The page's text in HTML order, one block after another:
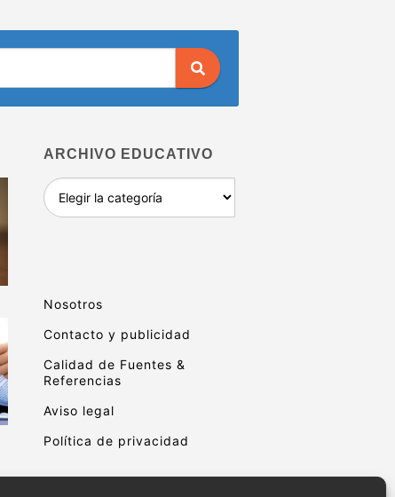
ARCHIVO EDUCATIVO
Archivo
educativo
Nosotros
Contacto y publicidad
Calidad de Fuentes &
Referencias
Aviso legal
Política de privacidad